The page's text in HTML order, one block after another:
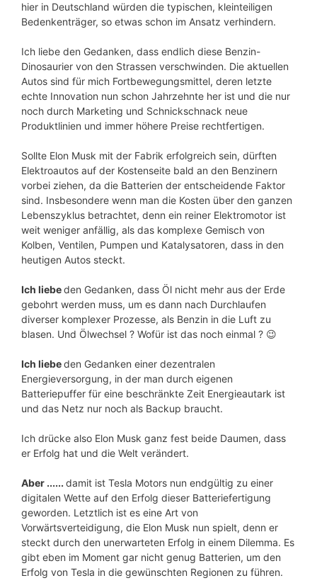
hier in Deutschland würden die typischen, kleinteiligen
Bedenkenträger, so etwas schon im Ansatz verhindern.
Ich liebe den Gedanken, dass endlich diese Benzin-
Dinosaurier von den Strassen verschwinden. Die aktuellen
Autos sind für mich Fortbewegungsmittel, deren letzte
echte Innovation nun schon Jahrzehnte her ist und die nur
noch durch Marketing und Schnickschnack neue
Produktlinien und immer höhere Preise rechtfertigen.
Sollte Elon Musk mit der Fabrik erfolgreich sein, dürften
Elektroautos auf der Kostenseite bald an den Benzinern
vorbei ziehen, da die Batterien der entscheidende Faktor
sind. Insbesondere wenn man die Kosten über den ganzen
Lebenszyklus betrachtet, denn ein reiner Elektromotor ist
weit weniger anfällig, als das komplexe Gemisch von
Kolben, Ventilen, Pumpen und Katalysatoren, dass in den
heutigen Autos steckt.
Ich liebeden Gedanken, dass Öl nicht mehr aus der Erde
gebohrt werden muss, um es dann nach Durchlaufen
diverser komplexer Prozesse, als Benzin in die Luft zu
blasen. Und Ölwechsel ? Wofür ist das noch einmal ? 😉
Ich liebeden Gedanken einer dezentralen
Energieversorgung, in der man durch eigenen
Batteriepuffer für eine beschränkte Zeit Energieautark ist
und das Netz nur noch als Backup braucht.
Ich drücke also Elon Musk ganz fest beide Daumen, dass
er Erfolg hat und die Welt verändert.
Aber ...... damit ist Tesla Motors nun endgültig zu einer
digitalen Wette auf den Erfolg dieser Batteriefertigung
geworden. Letztlich ist es eine Art von
Vorwärtsverteidigung, die Elon Musk nun spielt, denn er
steckt durch den unerwarteten Erfolg in einem Dilemma. Es
gibt eben im Moment gar nicht genug Batterien, um den
Erfolg von Tesla in die gewünschten Regionen zu führen.